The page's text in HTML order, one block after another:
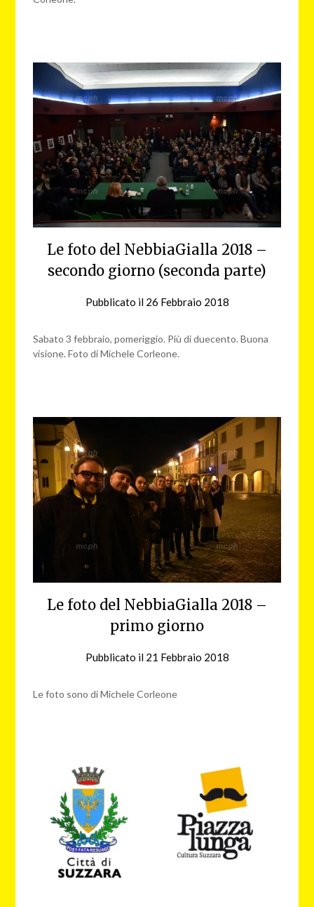
Le foto del NebbiaGialla 2018 –
secondo giorno (seconda parte)
Pubblicato il 26 Febbraio 2018
Sabato 3 febbraio, pomeriggio. Più di duecento. Buona
visione. Foto di Michele Corleone.
Le foto del NebbiaGialla 2018 –
primo giorno
Pubblicato il 21 Febbraio 2018
Le foto sono di Michele Corleone